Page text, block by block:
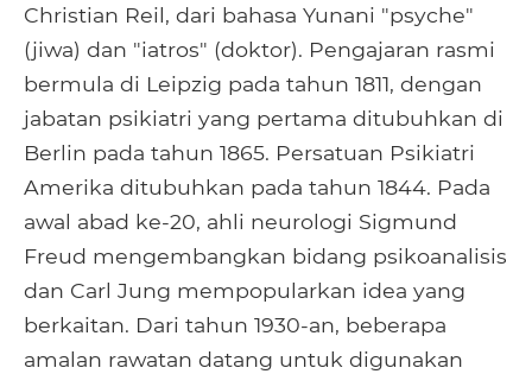
Christian Reil, dari bahasa Yunani "psyche"
(jiwa) dan "iatros" (doktor). Pengajaran rasmi
bermula di Leipzig pada tahun 1811, dengan
jabatan psikiatri yang pertama ditubuhkan di
Berlin pada tahun 1865. Persatuan Psikiatri
Amerika ditubuhkan pada tahun 1844. Pada
awal abad ke-20, ahli neurologi Sigmund
Freud mengembangkan bidang psikoanalisis
dan Carl Jung mempopularkan idea yang
berkaitan. Dari tahun 1930-an, beberapa
amalan rawatan datang untuk digunakan